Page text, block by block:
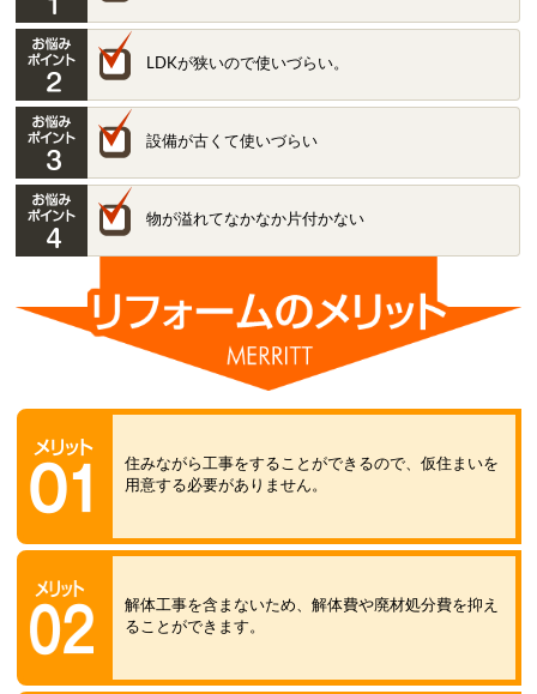
LDKが狭いので使いづらい。
設備が古くて使いづらい
物が溢れてなかなか片付かない
住みながら工事をすることができるので、仮住まいを
用意する必要がありません。
解体工事を含まないため、解体費や廃材処分費を抑え
ることができます。